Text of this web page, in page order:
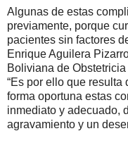
Algunas de estas
previamente, porque
pacientes sin factores
Enrique Aguilera
Boliviana de
“Es por ello que
forma oportuna estas
inmediato y adecuado,
agravamiento y un